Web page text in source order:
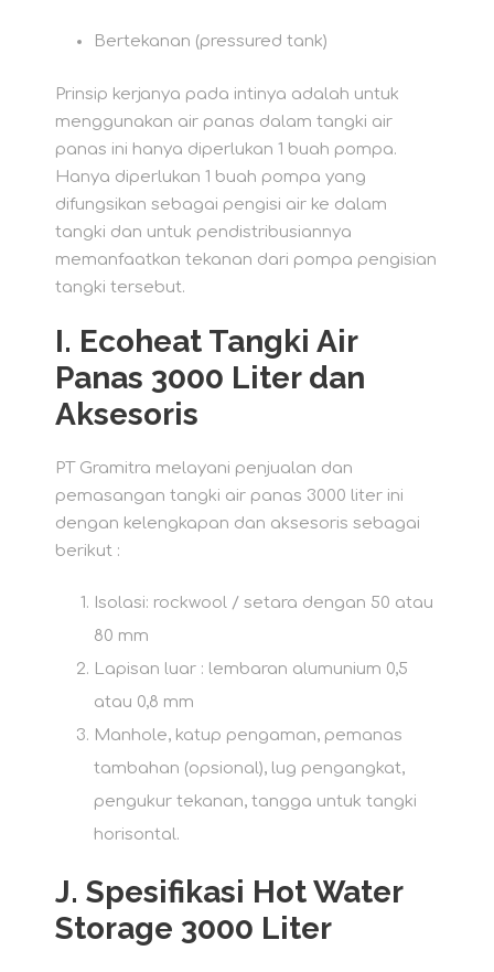
Bertekanan (pressured tank)
Prinsip kerjanya pada intinya adalah untuk
menggunakan air panas dalam tangki air
panas ini hanya diperlukan 1 buah pompa.
Hanya diperlukan 1 buah pompa yang
difungsikan sebagai pengisi air ke dalam
tangki dan untuk pendistribusiannya
memanfaatkan tekanan dari pompa pengisian
tangki tersebut.
I. Ecoheat Tangki Air
Panas 3000 Liter dan
Aksesoris
PT Gramitra melayani penjualan dan
pemasangan tangki air panas 3000 liter ini
dengan kelengkapan dan aksesoris sebagai
berikut :
Isolasi: rockwool / setara dengan 50 atau
80 mm
Lapisan luar : lembaran alumunium 0,5
atau 0,8 mm
Manhole, katup pengaman, pemanas
tambahan (opsional), lug pengangkat,
pengukur tekanan, tangga untuk tangki
horisontal.
J. Spesifikasi Hot Water
Storage 3000 Liter